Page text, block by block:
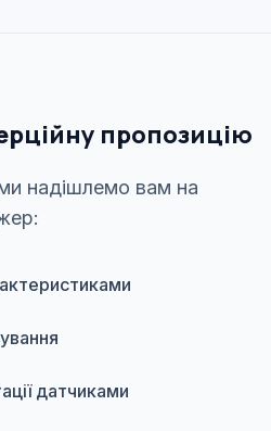
пропозицію
надішлемо вам на
датчиками